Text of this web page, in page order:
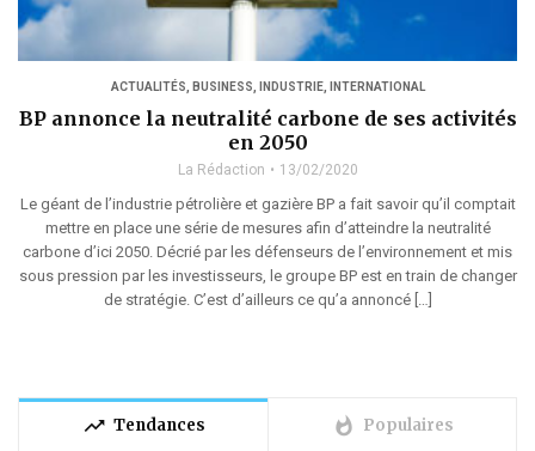
ACTUALITÉS, BUSINESS, INDUSTRIE, INTERNATIONAL
BP annonce la neutralité carbone de ses activités
en 2050
La Rédaction 13/02/2020
Le géant de l’industrie pétrolière et gazière BP a fait savoir qu’il comptait
mettre en place une série de mesures afin d’atteindre la neutralité
carbone d’ici 2050. Décrié par les défenseurs de l’environnement et mis
sous pression par les investisseurs, le groupe BP est en train de changer
de stratégie. C’est d’ailleurs ce qu’a annoncé […]
trending_up Tendances whatshot Populaires